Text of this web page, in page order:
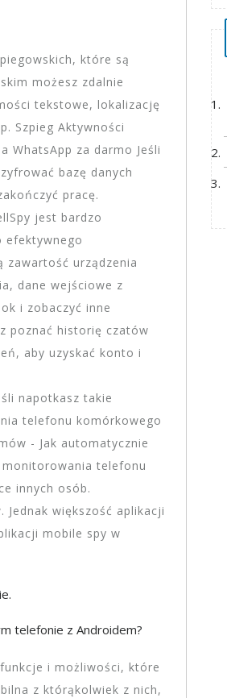
które są
możesz zdalnie
tekstowe, lokalizację
Szpieg Aktywności
WhatsApp za darmo Jeśli
bazę danych
pracę.
jest bardzo
efektywnego
zawartość urządzenia
dane wejściowe z
i zobaczyć inne
poznać historię czatów
aby uzyskać konto i
napotkasz takie
telefonu komórkowego
- Jak automatycznie
telefonu
innych osób.
większość aplikacji
mobile spy w
telefonie z Androidem?
i możliwości, które
z którąkolwiek z nich,